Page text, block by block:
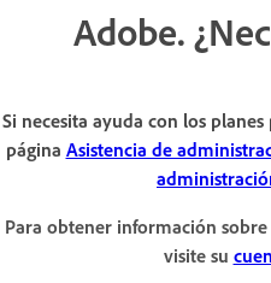
Adobe.
Si necesita ayuda con los
página Asistencia de
Para obtener información
visite su